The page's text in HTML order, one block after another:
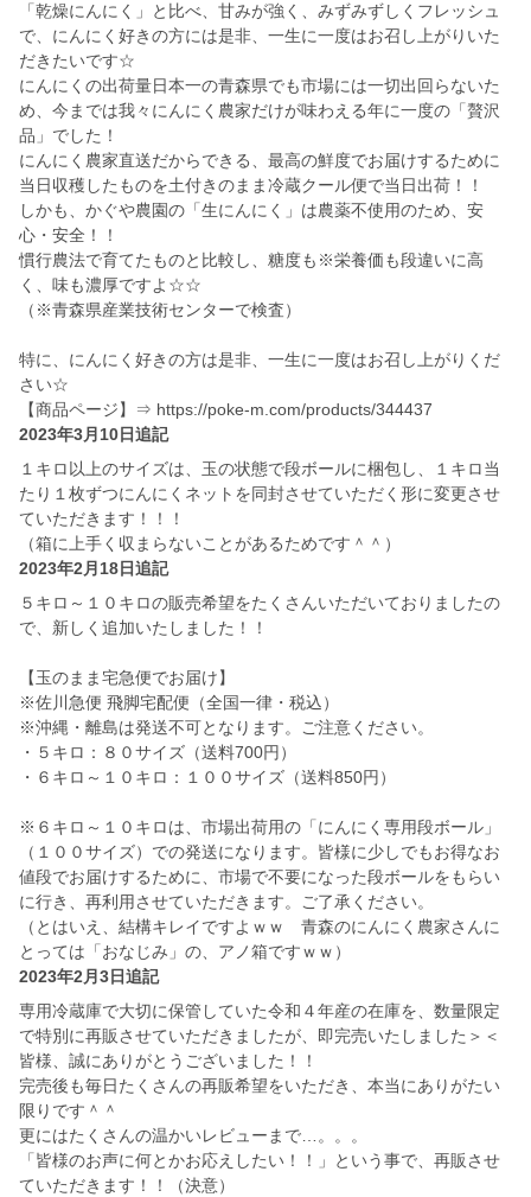
「乾燥にんにく」と比べ、甘みが強く、みずみずしくフレッシュ
で、にんにく好きの方には是非、一生に一度はお召し上がりいた
だきたいです☆
にんにくの出荷量日本一の青森県でも市場には一切出回らないた
め、今までは我々にんにく農家だけが味わえる年に一度の「贅沢
品」でした！
にんにく農家直送だからできる、最高の鮮度でお届けするために
当日収穫したものを土付きのまま冷蔵クール便で当日出荷！！
しかも、かぐや農園の「生にんにく」は農薬不使用のため、安
心・安全！！
慣行農法で育てたものと比較し、糖度も※栄養価も段違いに高
く、味も濃厚ですよ☆☆
（※青森県産業技術センターで検査）
特に、にんにく好きの方は是非、一生に一度はお召し上がりくだ
さい☆
【商品ページ】⇒ https://poke-m.com/products/344437
2023年3月10日追記
１キロ以上のサイズは、玉の状態で段ボールに梱包し、１キロ当
たり１枚ずつにんにくネットを同封させていただく形に変更させ
ていただきます！！！
（箱に上手く収まらないことがあるためです＾＾）
2023年2月18日追記
５キロ～１０キロの販売希望をたくさんいただいておりましたの
で、新しく追加いたしました！！
【玉のまま宅急便でお届け】
※佐川急便 飛脚宅配便（全国一律・税込）
※沖縄・離島は発送不可となります。ご注意ください。
・５キロ：８０サイズ（送料700円）
・６キロ～１０キロ：１００サイズ（送料850円）
※６キロ～１０キロは、市場出荷用の「にんにく専用段ボール」
（１００サイズ）での発送になります。皆様に少しでもお得なお
値段でお届けするために、市場で不要になった段ボールをもらい
に行き、再利用させていただきます。ご了承ください。
（とはいえ、結構キレイですよｗｗ 青森のにんにく農家さんに
とっては「おなじみ」の、アノ箱ですｗｗ）
2023年2月3日追記
専用冷蔵庫で大切に保管していた令和４年産の在庫を、数量限定
で特別に再販させていただきましたが、即完売いたしました＞＜
皆様、誠にありがとうございました！！
完売後も毎日たくさんの再販希望をいただき、本当にありがたい
限りです＾＾
更にはたくさんの温かいレビューまで…。。。
「皆様のお声に何とかお応えしたい！！」という事で、再販させ
ていただきます！！（決意）